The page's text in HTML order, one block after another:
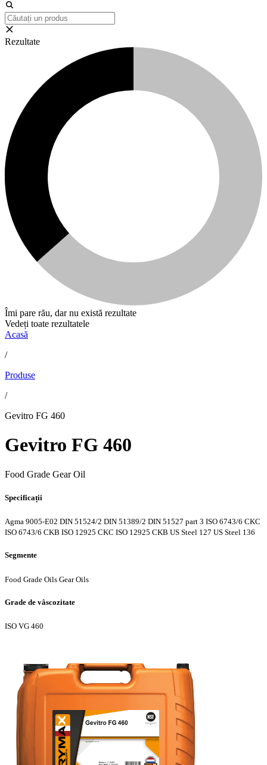
Rezultate
Îmi pare rău, dar nu există rezultate
Vedeți toate rezultatele
Acasă
/
Produse
/
Gevitro FG 460
Gevitro FG 460
Food Grade Gear Oil
Specificații
Agma 9005-E02 DIN 51524/2 DIN 51389/2 DIN 51527 part 3 ISO 6743/6 CKC
ISO 6743/6 CKB ISO 12925 CKC ISO 12925 CKB US Steel 127 US Steel 136
Segmente
Food Grade Oils Gear Oils
Grade de vâscozitate
ISO VG 460